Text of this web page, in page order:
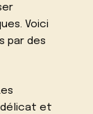
Voici
par des
et